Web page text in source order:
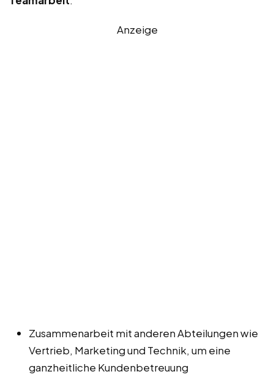
Anzeige
Zusammenarbeit mit anderen Abteilungen wie
Vertrieb, Marketing und Technik, um eine
ganzheitliche Kundenbetreuung